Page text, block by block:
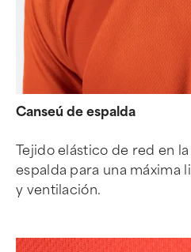
Canseú de espalda
Tejido elástico de red en
espalda para una máxima
y ventilación.